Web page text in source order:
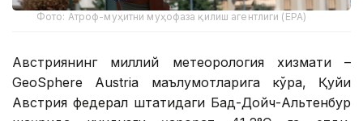
Фото: Атроф-муҳитни муҳофаза қилиш агентлиги (EPA)
Австриянинг миллий метеорология хизмати –
GeoSphere Austria маълумотларига кўра, Қуйи
Австрия федерал штатидаги Бад-Дойч-Альтенбур